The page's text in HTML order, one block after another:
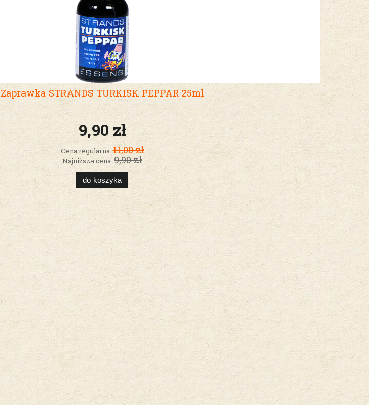
Zaprawka STRANDS TURKISK PEPPAR 25ml
9,90 zł
Cena regularna:11,00 zł
Najniższa cena: 9,90 zł
do koszyka